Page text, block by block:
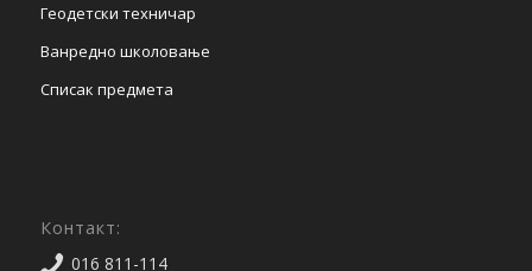
Геодетски техничар
Ванредно школовање
Списак предмета
Контакт:
016 811-114